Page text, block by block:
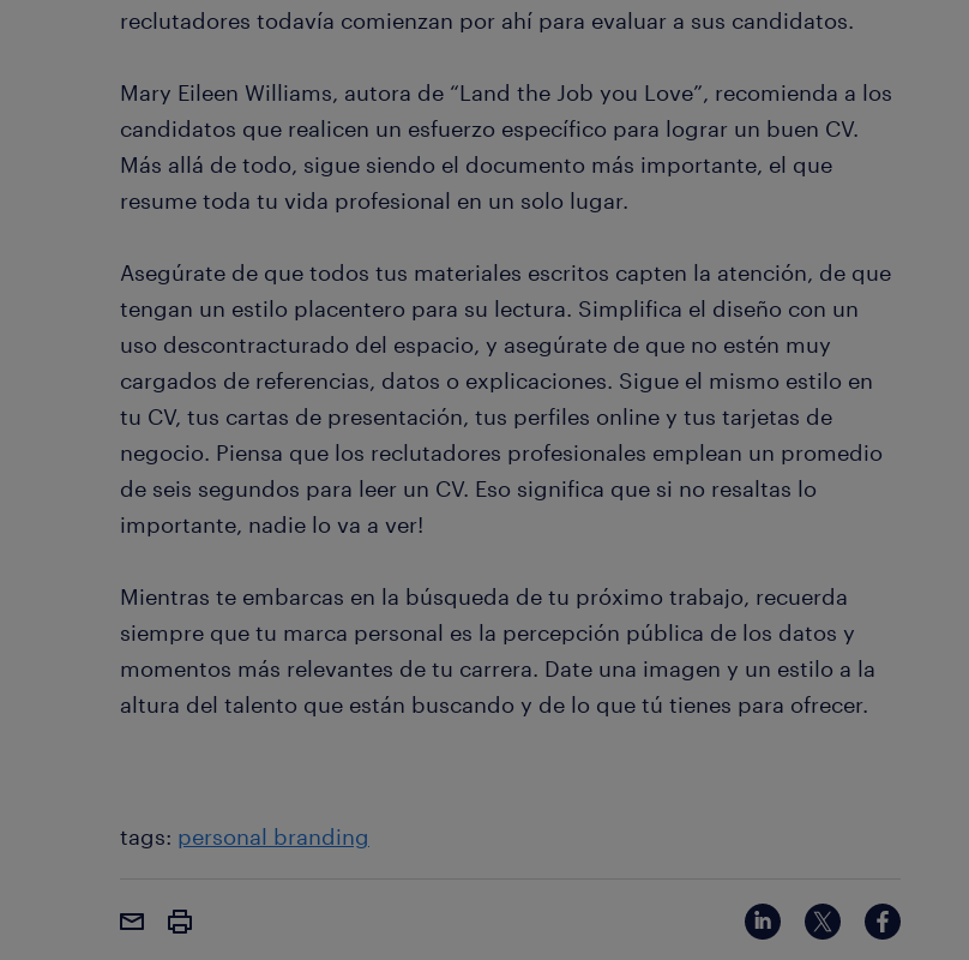
reclutadores todavía comienzan por ahí para evaluar a sus candidatos.
Mary Eileen Williams, autora de “Land the Job you Love”, recomienda a los
candidatos que realicen un esfuerzo específico para lograr un buen CV.
Más allá de todo, sigue siendo el documento más importante, el que
resume toda tu vida profesional en un solo lugar.
Asegúrate de que todos tus materiales escritos capten la atención, de que
tengan un estilo placentero para su lectura. Simplifica el diseño con un
uso descontracturado del espacio, y asegúrate de que no estén muy
cargados de referencias, datos o explicaciones. Sigue el mismo estilo en
tu CV, tus cartas de presentación, tus perfiles online y tus tarjetas de
negocio. Piensa que los reclutadores profesionales emplean un promedio
de seis segundos para leer un CV. Eso significa que si no resaltas lo
importante, nadie lo va a ver!
Mientras te embarcas en la búsqueda de tu próximo trabajo, recuerda
siempre que tu marca personal es la percepción pública de los datos y
momentos más relevantes de tu carrera. Date una imagen y un estilo a la
altura del talento que están buscando y de lo que tú tienes para ofrecer.
tags: personal branding